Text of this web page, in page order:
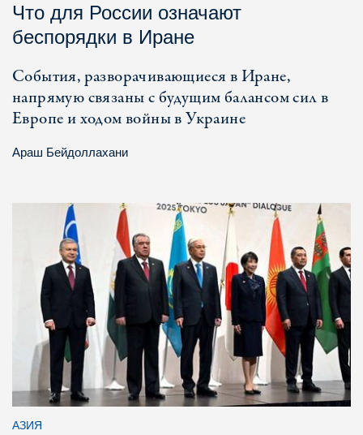
Что для России означают
беспорядки в Иране
События, разворачивающиеся в Иране,
напрямую связаны с будущим балансом сил в
Европе и ходом войны в Украине
Араш Бейдоллахани
АЗИЯ